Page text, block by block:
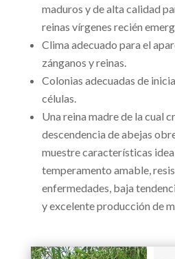
maduros y de alta calidad
reinas vírgenes recién
Clima adecuado para el
zánganos y reinas.
Colonias adecuadas de
células.
Una reina madre de la cual
descendencia de abejas
muestre características
temperamento amable,
enfermedades, baja
y excelente producción de